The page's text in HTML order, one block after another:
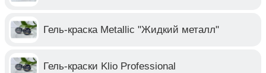
Гель-краска Metallic "Жидкий металл"
Гель-краски Klio Professional